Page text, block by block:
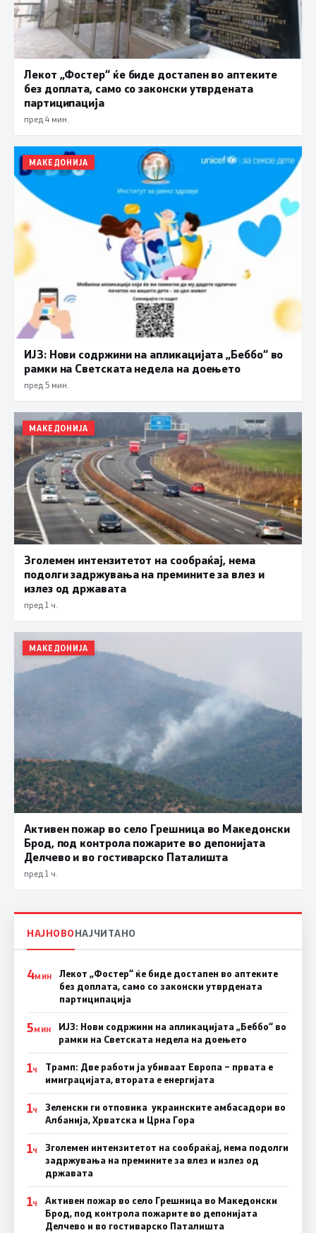
Лекот „Фостер“ ќе биде достапен во аптеките
без доплата, само со законски утврдената
партиципација
пред 4 мин.
МАКЕДОНИЈА
ИЈЗ: Нови содржини на апликацијата „Беббо“ во
рамки на Светската недела на доењето
пред 5 мин.
МАКЕДОНИЈА
Зголемен интензитетот на сообраќај, нема
подолги задржувања на премините за влез и
излез од државата
пред 1 ч.
МАКЕДОНИЈА
Активен пожар во село Грешница во Македонски
Брод, под контрола пожарите во депонијата
Делчево и во гостиварско Паталишта
пред 1 ч.
НАЈНОВОНАЈЧИТАНО
4МИН
Лекот „Фостер“ ќе биде достапен во аптеките
без доплата, само со законски утврдената
партиципација
5МИН
ИЈЗ: Нови содржини на апликацијата „Беббо“ во
рамки на Светската недела на доењето
1Ч
Трамп: Две работи ја убиваат Европа – првата е
имиграцијата, втората е енергијата
1Ч
Зеленски ги отповика украинските амбасадори во
Албанија, Хрватска и Црна Гора
1Ч
Зголемен интензитетот на сообраќај, нема подолги
задржувања на премините за влез и излез од
државата
1Ч
Активен пожар во село Грешница во Македонски
Брод, под контрола пожарите во депонијата
Делчево и во гостиварско Паталишта